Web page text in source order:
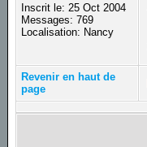
Inscrit le: 25 Oct 2004
Messages: 769
Localisation: Nancy
Revenir en haut de
page